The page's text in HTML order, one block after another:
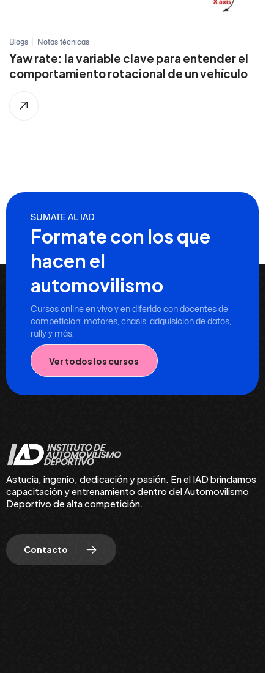
Blogs Notas técnicas
Yaw rate: la variable clave para entender el
comportamiento rotacional de un vehículo
SUMATE AL IAD
Formate con los que
hacen el
automovilismo
Cursos online en vivo y en diferido con docentes de
competición: motores, chasis, adquisición de datos,
rally y más.
Ver todos los cursos
Astucia, ingenio, dedicación y pasión. En el IAD brindamos
capacitación y entrenamiento dentro del Automovilismo
Deportivo de alta competición.
Contacto